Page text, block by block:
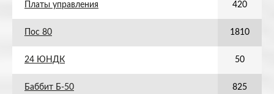
Платы управления 420
Пос 80 1810
24 ЮНДК 50
Баббит Б-50 825